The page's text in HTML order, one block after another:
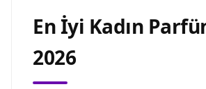
En İyi Kadın
2026